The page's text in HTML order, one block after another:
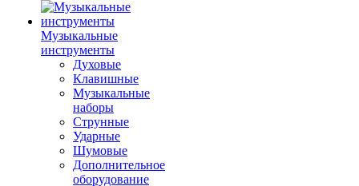
Музыкальные
инструменты
Духовые
Клавишные
Музыкальные
наборы
Струнные
Ударные
Шумовые
Дополнительное
оборудование